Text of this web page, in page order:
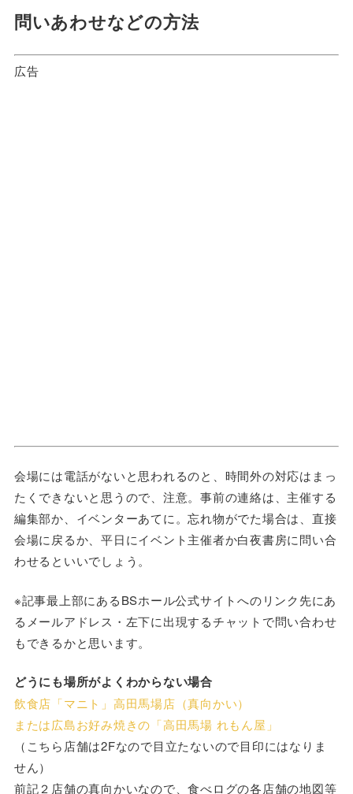
問いあわせなどの方法
広告
会場には電話がないと思われるのと、時間外の対応はまっ
たくできないと思うので、注意。事前の連絡は、主催する
編集部か、イベンターあてに。忘れ物がでた場合は、直接
会場に戻るか、平日にイベント主催者か白夜書房に問い合
わせるといいでしょう。
※記事最上部にあるBSホール公式サイトへのリンク先にあ
るメールアドレス・左下に出現するチャットで問い合わせ
もできるかと思います。
どうにも場所がよくわからない場合
飲食店「マニト」高田馬場店（真向かい）
または広島お好み焼きの「高田馬場 れもん屋」
（こちら店舗は2Fなので目立たないので目印にはなりま
せん）
前記２店舗の真向かいなので、食べログの各店舗の地図等